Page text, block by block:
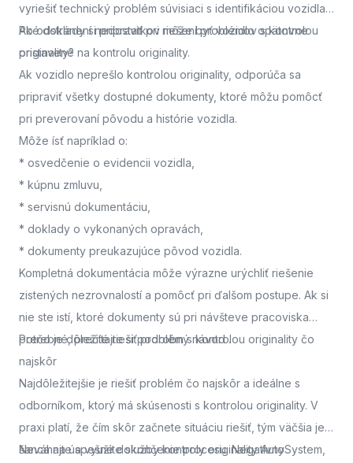
vyriešiť technický problém súvisiaci s identifikáciou vozidla.
Po odstránení nedostatkov môže byť vozidlo opätovne
pristavené na kontrolu originality.
Aké doklady si pripraviť pri riešení problémov s kontrolou
originality?
Ak vozidlo neprešlo kontrolou originality, odporúča sa
pripraviť všetky dostupné dokumenty, ktoré môžu pomôcť
pri preverovaní pôvodu a histórie vozidla.
Môže ísť napríklad o:
* osvedčenie o evidencii vozidla,
* kúpnu zmluvu,
* servisnú dokumentáciu,
* doklady o vykonaných opravách,
* dokumenty preukazujúce pôvod vozidla.
Kompletná dokumentácia môže výrazne urýchliť riešenie
zistených nezrovnalostí a pomôcť pri ďalšom postupe. Ak si
nie ste istí, ktoré dokumenty sú pri návšteve pracoviska
potrebné, prečítajte si podrobný návod.
Prečo je dôležité riešiť problém s kontrolou originality čo
najskôr
Najdôležitejšie je riešiť problém čo najskôr a ideálne s
odborníkom, ktorý má skúsenosti s kontrolou originality. V
praxi platí, že čím skôr začnete situáciu riešiť, tým väčšia je
šanca na úspešné dokončenie procesu. Negatívny
Neváhajte a využite služby kontroly originality AutoSystem,